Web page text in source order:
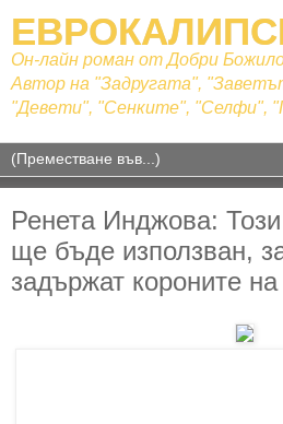
Он-лайн роман от Добри
Автор на "Задругата",
"Девети", "Сенките", "Селфи",
Ренета Инджова:
ще бъде използван,
задържат короните на